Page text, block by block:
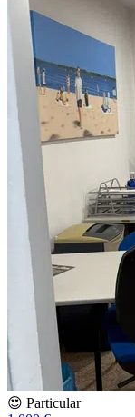
😍 Particular